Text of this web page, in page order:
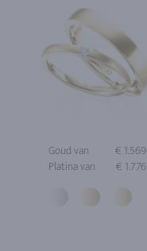
Goud van
€ 1.569
Platina van
€ 1.776